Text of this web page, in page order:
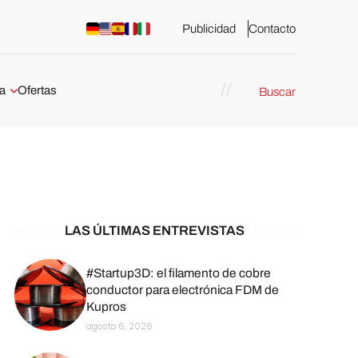
Publicidad Contacto
3D en
Ofertas Buscar
LAS ÚLTIMAS ENTREVISTAS
#Startup3D: el filamento de cobre
conductor para electrónica FDM de
Kupros
agosto 6, 2026